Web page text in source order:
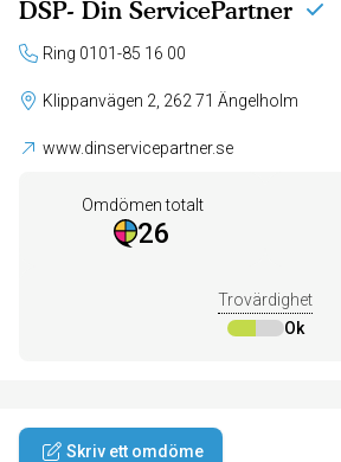
DSP- Din ServicePartner
Ring 0101-85 16 00
Klippanvägen 2, 262 71 Ängelholm
www.dinservicepartner.se
Omdömen totalt
26
Trovärdighet
Ok
Skriv ett omdöme